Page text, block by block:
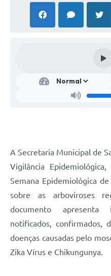
A Secretaria Municipal de
Vigilância
Semana Epidemiológica
sobre as arboviroses
documento apresenta
notificados, confirmados,
doenças causadas pelo
Zika Vírus e Chikungunya.